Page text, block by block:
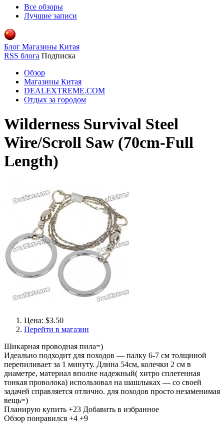
Все обзоры
Лучшие записи
Блог Магазины Китая
RSS блога Подписка
Обзор
Магазины Китая
DEALEXTREME.COM
Отдых за городом
Wilderness Survival Steel
Wire/Scroll Saw (70cm-Full
Length)
Цена: $3.50
Перейти в магазин
Шикарная проводная пила=)
Идеально подходит для походов — палку 6-7 см толщиной
перепиливает за 1 минуту. Длина 54см, колечки 2 см в
диаметре, материал вполне надежный( хитро сплетенная
тонкая проволока) использовал на шашлыках — со своей
задачей справляется отлично. для походов просто незаменимая
вещь=)
Планирую купить +23 Добавить в избранное
Обзор понравился +4 +9